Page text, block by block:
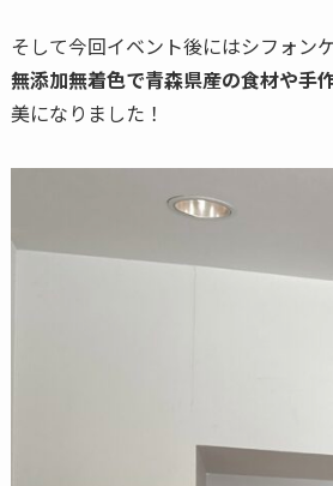
そして今回イベント後にはシフォン
無添加無着色で青森県産の食材や手
美になりました！